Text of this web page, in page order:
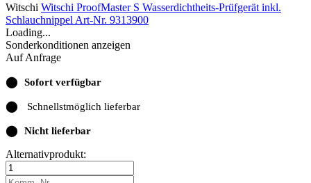
Witschi Witschi ProofMaster S Wasserdichtheits-Prüfgerät inkl.
Schlauchnippel Art-Nr. 9313900
Loading...
Sonderkonditionen anzeigen
Auf Anfrage
⬤ Sofort verfügbar
⬤ Schnellstmöglich lieferbar
⬤ Nicht lieferbar
Alternativprodukt: